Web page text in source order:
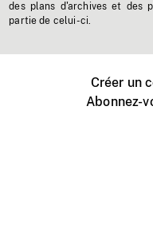
des plans d'archives et des
partie de celui-ci.
Créer un
Abonnez-